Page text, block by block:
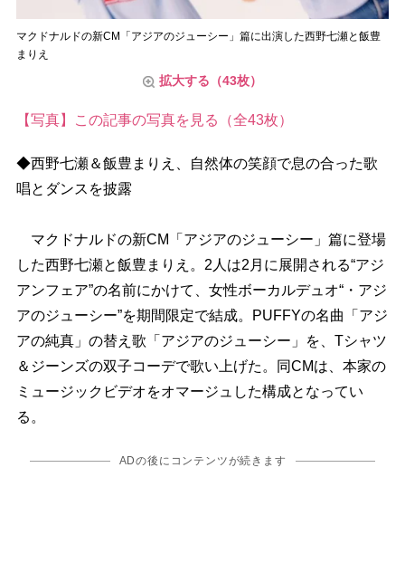
マクドナルドの新CM「アジアのジューシー」篇に出演した西野七瀬と飯豊
まりえ
拡大する（43枚）
【写真】この記事の写真を見る（全43枚）
◆西野七瀬＆飯豊まりえ、自然体の笑顔で息の合った歌
唱とダンスを披露
マクドナルドの新CM「アジアのジューシー」篇に登場
した西野七瀬と飯豊まりえ。2人は2月に展開される“アジ
アンフェア”の名前にかけて、女性ボーカルデュオ“・アジ
アのジューシー”を期間限定で結成。PUFFYの名曲「アジ
アの純真」の替え歌「アジアのジューシー」を、Tシャツ
＆ジーンズの双子コーデで歌い上げた。同CMは、本家の
ミュージックビデオをオマージュした構成となってい
る。
ADの後にコンテンツが続きます